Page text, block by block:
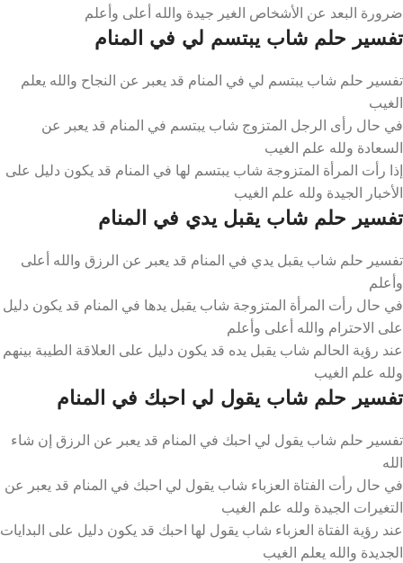
ضرورة البعد عن الأشخاص الغير جيدة والله أعلى وأعلم
تفسير حلم شاب يبتسم لي في المنام
تفسير حلم شاب يبتسم لي في المنام قد يعبر عن النجاح والله يعلم
الغيب
في حال رأى الرجل المتزوج شاب يبتسم في المنام قد يعبر عن
السعادة ولله علم الغيب
إذا رأت المرأة المتزوجة شاب يبتسم لها في المنام قد يكون دليل على
الأخبار الجيدة ولله علم الغيب
تفسير حلم شاب يقبل يدي في المنام
تفسير حلم شاب يقبل يدي في المنام قد يعبر عن الرزق والله أعلى
وأعلم
في حال رأت المرأة المتزوجة شاب يقبل يدها في المنام قد يكون دليل
على الاحترام والله أعلى وأعلم
عند رؤية الحالم شاب يقبل يده قد يكون دليل على العلاقة الطيبة بينهم
ولله علم الغيب
تفسير حلم شاب يقول لي احبك في المنام
تفسير حلم شاب يقول لي احبك في المنام قد يعبر عن الرزق إن شاء
الله
في حال رأت الفتاة العزباء شاب يقول لي احبك في المنام قد يعبر عن
التغيرات الجيدة ولله علم الغيب
عند رؤية الفتاة العزباء شاب يقول لها احبك قد يكون دليل على البدايات
الجديدة والله يعلم الغيب